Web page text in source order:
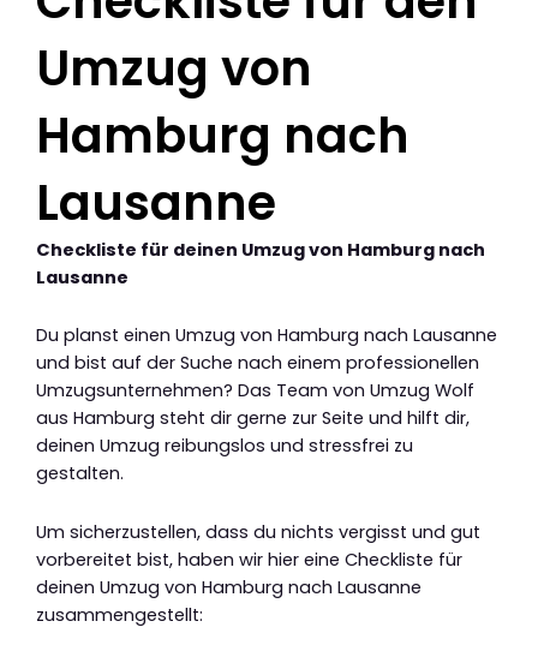
Umzug von
Hamburg nach
Lausanne
Checkliste für deinen Umzug von Hamburg nach
Lausanne
Du planst einen Umzug von Hamburg nach Lausanne
und bist auf der Suche nach einem professionellen
Umzugsunternehmen? Das Team von Umzug Wolf
aus Hamburg steht dir gerne zur Seite und hilft dir,
deinen Umzug reibungslos und stressfrei zu
gestalten.
Um sicherzustellen, dass du nichts vergisst und gut
vorbereitet bist, haben wir hier eine Checkliste für
deinen Umzug von Hamburg nach Lausanne
zusammengestellt: